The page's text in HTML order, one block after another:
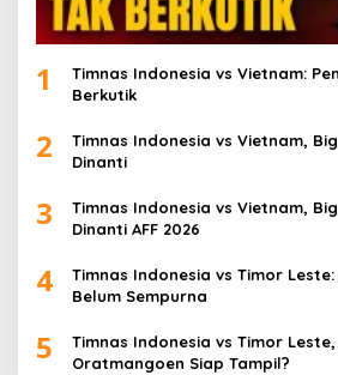
1
Timnas Indonesia vs Vietnam:
Berkutik
2
Timnas Indonesia vs Vietnam,
Dinanti
3
Timnas Indonesia vs Vietnam,
Dinanti AFF 2026
4
Timnas Indonesia vs Timor
Belum Sempurna
5
Timnas Indonesia vs Timor
Oratmangoen Siap Tampil?